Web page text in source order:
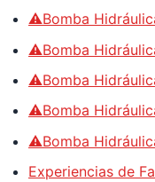
⚠️Bomba
⚠️Bomba
⚠️Bomba
⚠️Bomba
⚠️Bomba
Experiencias de